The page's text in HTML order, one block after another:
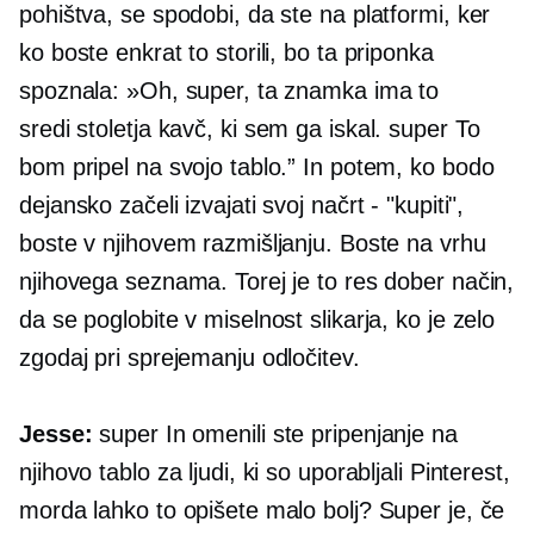
pohištva, se spodobi, da ste na platformi, ker
ko boste enkrat to storili, bo ta priponka
spoznala: »Oh, super, ta znamka ima to
sredi stoletjakavč, ki sem ga iskal. super To
bom pripel na svojo tablo.” In potem, ko bodo
dejansko začeli izvajati svoj načrt - "kupiti",
boste v njihovem razmišljanju. Boste na vrhu
njihovega seznama. Torej je to res dober način,
da se poglobite v miselnost slikarja, ko je zelo
zgodaj pri sprejemanju odločitev.
Jesse: super In omenili ste pripenjanje na
njihovo tablo za ljudi, ki so uporabljali Pinterest,
morda lahko to opišete malo bolj? Super je, če